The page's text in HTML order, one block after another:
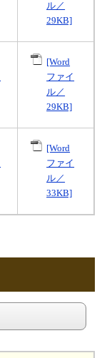
ル／
29KB]
[Word
ファイ
ル／
29KB]
[Word
ファイ
ル／
33KB]